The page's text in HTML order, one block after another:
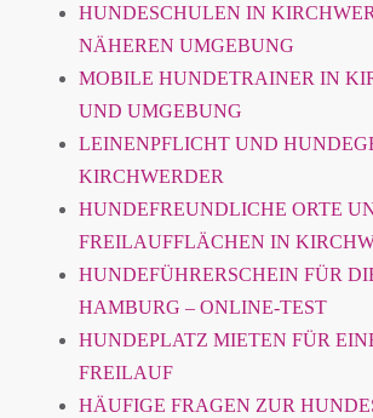
HUNDESCHULEN IN
NÄHEREN UMGEBUNG
MOBILE HUNDETRAINER IN
UND UMGEBUNG
LEINENPFLICHT UND
KIRCHWERDER
HUNDEFREUNDLICHE ORTE
FREILAUFFLÄCHEN IN
HUNDEFÜHRERSCHEIN FÜR
HAMBURG – ONLINE-TEST
HUNDEPLATZ MIETEN FÜR
FREILAUF
HÄUFIGE FRAGEN ZUR